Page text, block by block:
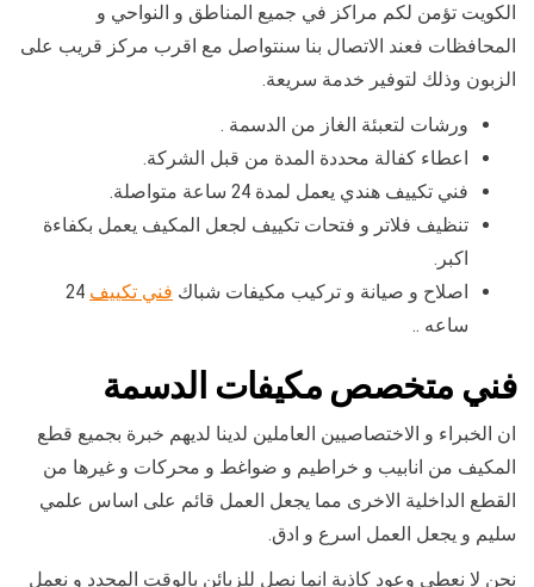
الكويت تؤمن لكم مراكز في جميع المناطق و النواحي و
المحافظات فعند الاتصال بنا سنتواصل مع اقرب مركز قريب على
الزبون وذلك لتوفير خدمة سريعة.
ورشات لتعبئة الغاز من الدسمة .
اعطاء كفالة محددة المدة من قبل الشركة.
فني تكييف هندي يعمل لمدة 24 ساعة متواصلة.
تنظيف فلاتر و فتحات تكييف لجعل المكيف يعمل بكفاءة
اكبر.
اصلاح و صيانة و تركيب مكيفات شباك فني تكييف 24
ساعه ..
فني متخصص مكيفات الدسمة
ان الخبراء و الاختصاصيين العاملين لدينا لديهم خبرة بجميع قطع
المكيف من انابيب و خراطيم و ضواغط و محركات و غيرها من
القطع الداخلية الاخرى مما يجعل العمل قائم على اساس علمي
سليم و يجعل العمل اسرع و ادق.
نحن لا نعطي وعود كاذبة انما نصل للزبائن بالوقت المحدد و نعمل